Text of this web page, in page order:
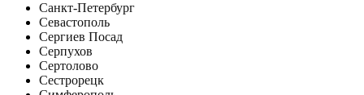
Санкт-Петербург
Севастополь
Сергиев Посад
Серпухов
Сертолово
Сестрорецк